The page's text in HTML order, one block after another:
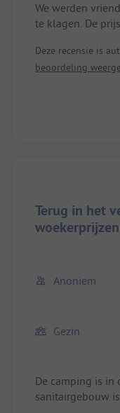
We werden
te klagen. De
dagelijks verse
sanitaire
is vrij. Het was
van de snelweg
Deze recensie is
beoordeling
Terug in het
woekerprijzen
Anoniem
Gezin
De camping is in
sanitairgebouw